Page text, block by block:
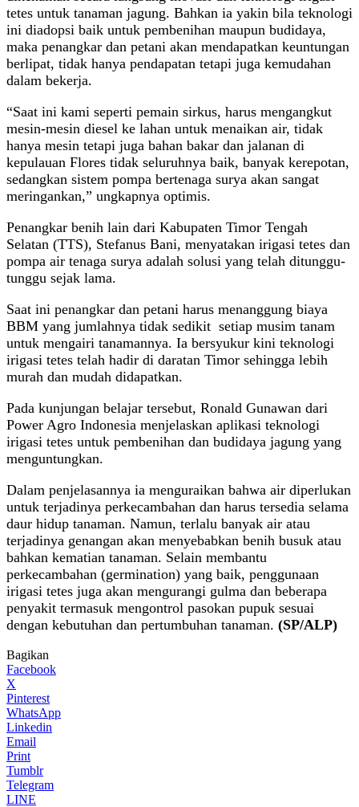
tetes untuk tanaman jagung. Bahkan ia yakin bila teknologi
ini diadopsi baik untuk pembenihan maupun budidaya,
maka penangkar dan petani akan mendapatkan keuntungan
berlipat, tidak hanya pendapatan tetapi juga kemudahan
dalam bekerja.
“Saat ini kami seperti pemain sirkus, harus mengangkut
mesin-mesin diesel ke lahan untuk menaikan air, tidak
hanya mesin tetapi juga bahan bakar dan jalanan di
kepulauan Flores tidak seluruhnya baik, banyak kerepotan,
sedangkan sistem pompa bertenaga surya akan sangat
meringankan,” ungkapnya optimis.
Penangkar benih lain dari Kabupaten Timor Tengah
Selatan (TTS), Stefanus Bani, menyatakan irigasi tetes dan
pompa air tenaga surya adalah solusi yang telah ditunggu-
tunggu sejak lama.
Saat ini penangkar dan petani harus menanggung biaya
BBM yang jumlahnya tidak sedikit setiap musim tanam
untuk mengairi tanamannya. Ia bersyukur kini teknologi
irigasi tetes telah hadir di daratan Timor sehingga lebih
murah dan mudah didapatkan.
Pada kunjungan belajar tersebut, Ronald Gunawan dari
Power Agro Indonesia menjelaskan aplikasi teknologi
irigasi tetes untuk pembenihan dan budidaya jagung yang
menguntungkan.
Dalam penjelasannya ia menguraikan bahwa air diperlukan
untuk terjadinya perkecambahan dan harus tersedia selama
daur hidup tanaman. Namun, terlalu banyak air atau
terjadinya genangan akan menyebabkan benih busuk atau
bahkan kematian tanaman. Selain membantu
perkecambahan (germination) yang baik, penggunaan
irigasi tetes juga akan mengurangi gulma dan beberapa
penyakit termasuk mengontrol pasokan pupuk sesuai
dengan kebutuhan dan pertumbuhan tanaman. (SP/ALP)
Bagikan
Facebook
X
Pinterest
WhatsApp
Linkedin
Email
Print
Tumblr
Telegram
LINE